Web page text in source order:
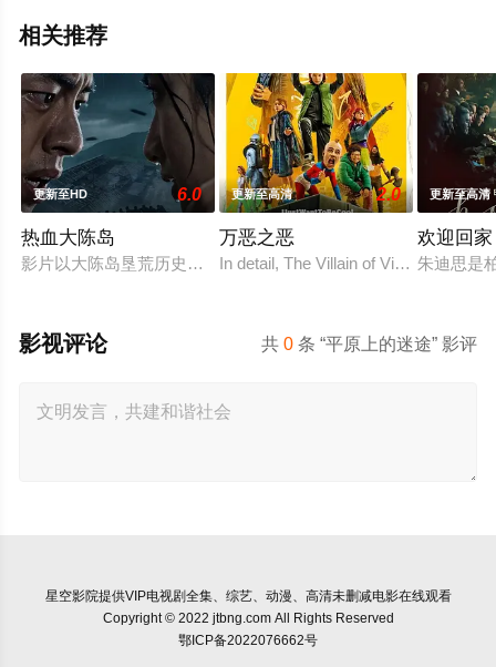
相关推荐
更新至HD 6.0
热血大陈岛
影片以大陈岛垦荒历史为创作底色，在尊重历史真实性的前提
更新至高清 2.0
万恶之恶
In detail, The Villain of Villains
更新至高清
欢迎回
朱迪思是
共0 条 “平原上的迷途” 影评
影视评论
星空影院提供VIP电视剧全集、综艺、动漫、高清未删减电影在线观看
Copyright © 2022 jtbng.com All Rights Reserved
鄂ICP备2022076662号